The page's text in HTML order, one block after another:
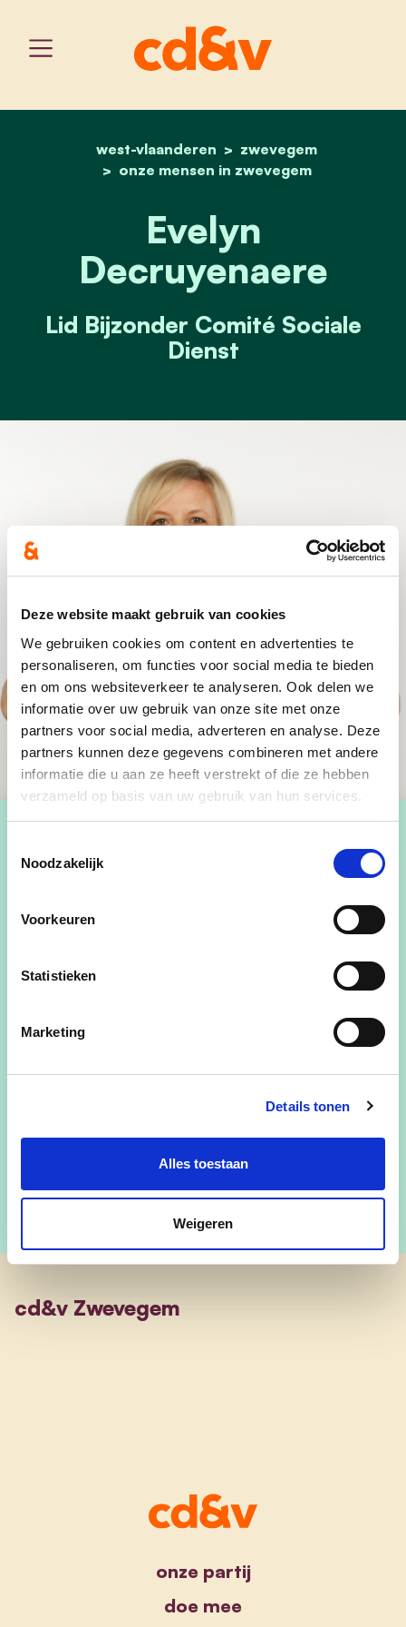
Deze website maakt gebruik van cookies
We gebruiken cookies om content en advertenties te
personaliseren, om functies voor social media te bieden
en om ons websiteverkeer te analyseren. Ook delen we
informatie over uw gebruik van onze site met onze
partners voor social media, adverteren en analyse. Deze
partners kunnen deze gegevens combineren met andere
informatie die u aan ze heeft verstrekt of die ze hebben
verzameld op basis van uw gebruik van hun services.
Noodzakelijk
Voorkeuren
Statistieken
Marketing
Details tonen
Alles toestaan
Weigeren
home
west-vlaanderen
zwevegem
onze mensen in zwevegem
evelyn decruyenaere
Evelyn
Decruyenaere
Lid Bijzonder Comité Sociale
Dienst
Duovoorzitter Vrouw & Maatschappij Zwevegem
cd&v Zwevegem
onze partij
doe mee